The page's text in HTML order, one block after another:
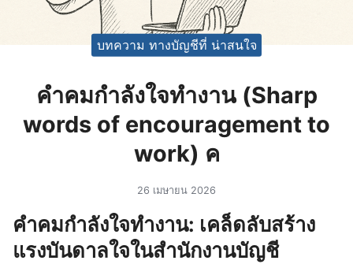
บทความ ทางบัญชีที่ น่าสนใจ
คําคมกําลังใจทํางาน (Sharp
words of encouragement to
work) ค
26 เมษายน 2026
คําคมกําลังใจทํางาน: เคล็ดลับสร้าง
แรงบันดาลใจในสำนักงานบัญชี